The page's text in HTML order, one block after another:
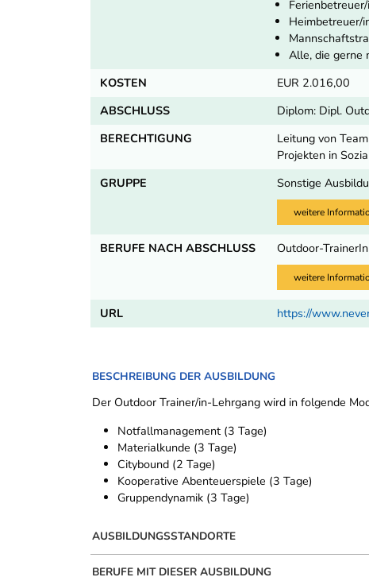
Heimbetreuer/
Alle, die gerne
KOSTEN
EUR 2.016,00
ABSCHLUSS
Diplom: Dipl.
BERECHTIGUNG
Leitung von
Projekten in
GRUPPE
Sonstige
weitere
BERUFE NACH ABSCHLUSS Outdoor-TrainerIn
weitere
URL https://
BESCHREIBUNG DER AUSBILDUNG
Der Outdoor Trainer/in-Lehrgang wird in folgende
Notfallmanagement (3 Tage)
Materialkunde (3 Tage)
Citybound (2 Tage)
Kooperative Abenteuerspiele (3 Tage)
Gruppendynamik (3 Tage)
AUSBILDUNGSSTANDORTE
BERUFE MIT DIESER AUSBILDUNG